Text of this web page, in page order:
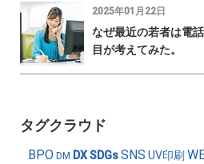
2025年01月22日
なぜ最近の若者は電
目が考えてみた。
タグクラウド
BPO DM DXSDGsSNS UV印刷